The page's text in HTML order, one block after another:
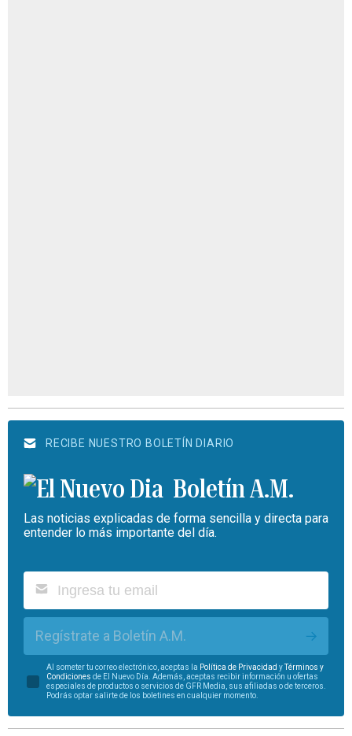
RECIBE NUESTRO BOLETÍN DIARIO
Boletín A.M.
Las noticias explicadas de forma sencilla y directa para
entender lo más importante del día.
Regístrate a Boletín A.M.
Al someter tu correo electrónico, aceptas la Política de Privacidad yTérminos y
Condiciones de El Nuevo Día. Además, aceptas recibir información u ofertas
especiales de productos o servicios de GFR Media, sus afiliadas o de terceros.
Podrás optar salirte de los boletines en cualquier momento.